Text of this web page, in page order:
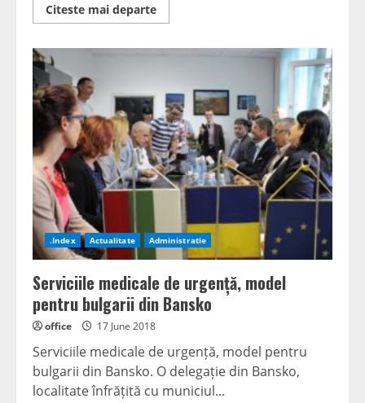
Citeste mai departeRead
more
melc
.Index Actualitate Administratie
Serviciile medicale de urgență, model
pentru bulgarii din Bansko
office 17 June 2018
Serviciile medicale de urgență, model pentru
bulgarii din Bansko. O delegație din Bansko,
localitate înfrățită cu municiul...